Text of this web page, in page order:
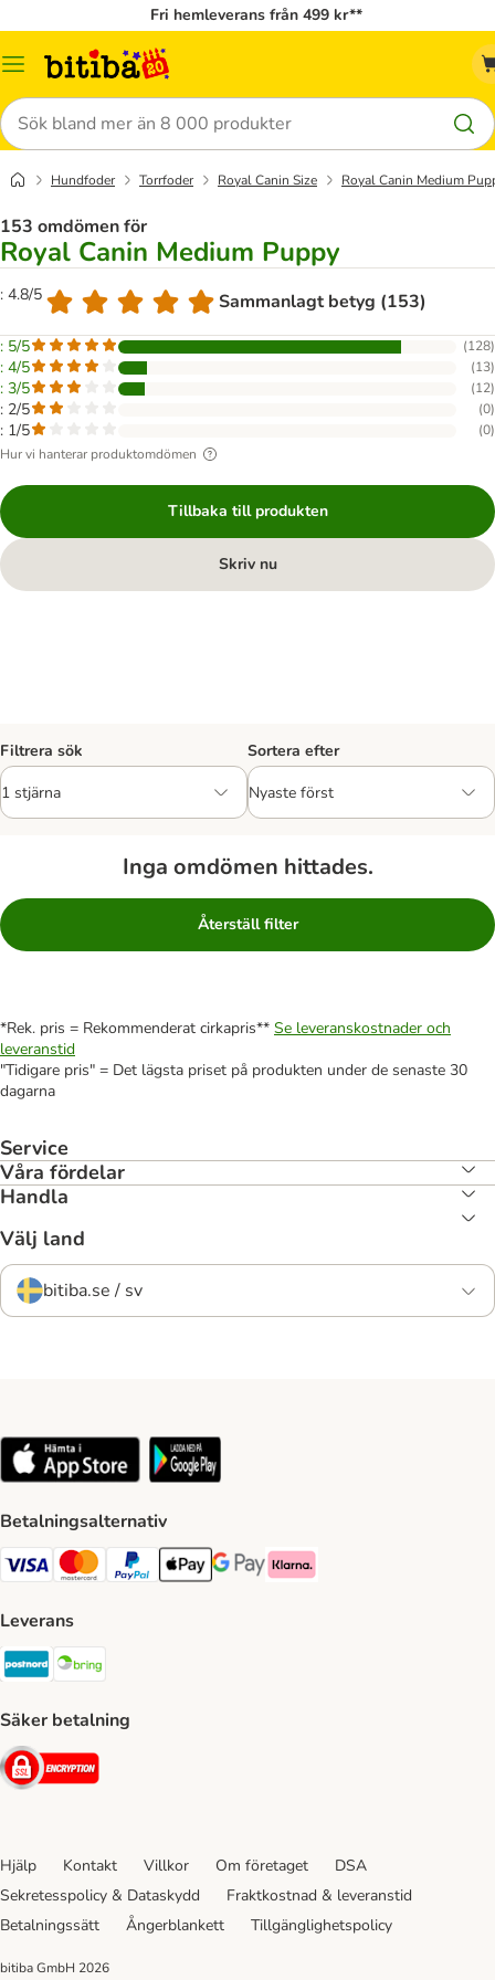
Fri hemleverans från 499 kr**
Meny
Sök
Hundfoder Torrfoder Royal Canin Size Royal Canin Medium
153 omdömen för
Royal Canin Medium Puppy
: 4.8/5 Sammanlagt betyg (153)
: 5/5 (128)
: 4/5 (13)
: 3/5 (12)
: 2/5 (0)
: 1/5 (0)
Hur vi hanterar produktomdömen
Tillbaka till produkten
Skriv nu
Filtrera sök Sortera efter
Inga omdömen hittades.
Återställ filter
*Rek. pris = Rekommenderat cirkapris** Se leveranskostnader och
leveranstid
"Tidigare pris" = Det lägsta priset på produkten under de senaste 30
dagarna
Service
Våra fördelar
Handla
Välj land
bitiba.se / sv
Betalningsalternativ
VISA Payment Method
Mastercard Payment Method
Paypal Payment Method
Apple Pay Payment Method
Google Pay Payment Method
Klarna Payment Method
Leverans
Postnord Shipping Method
Säker betalning
Security
Hjälp Kontakt Villkor Om företaget
DSA
Sekretesspolicy & Dataskydd
Fraktkostnad & leveranstid
Betalningssätt
Ångerblankett Tillgänglighetspolicy
bitiba GmbH 2026